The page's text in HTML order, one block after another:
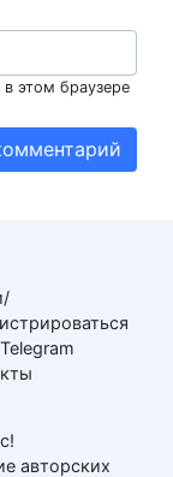
этом браузере
авторских